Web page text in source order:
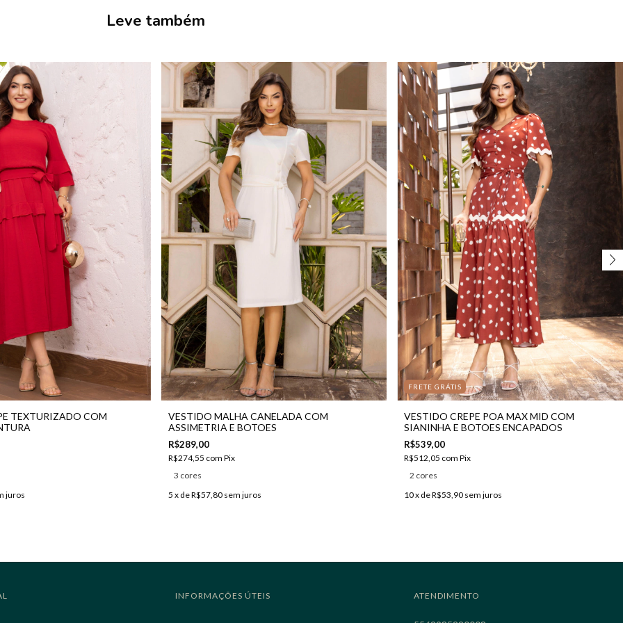
Leve também
TEXTURIZADO COM
juros
VESTIDO MALHA CANELADA COM
ASSIMETRIA E BOTOES
R$289,00
R$274,55 com Pix
3 cores
5 x deR$57,80 sem juros
FRETE GRÁTIS
VESTIDO CREPE POA MAX MID COM
SIANINHA E BOTOES ENCAPADOS
R$539,00
R$512,05 com Pix
2 cores
10x deR$53,90 sem juros
INFORMAÇÕES ÚTEIS ATENDIMENTO